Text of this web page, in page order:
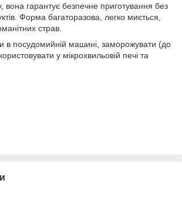
вона гарантує безпечне приготування без
Форма багаторазова, легко миється,
страв.
посудомийній машині, заморожувати (до
у мікрохвильовій печі та